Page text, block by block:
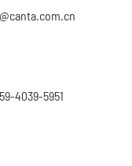
4039-5951